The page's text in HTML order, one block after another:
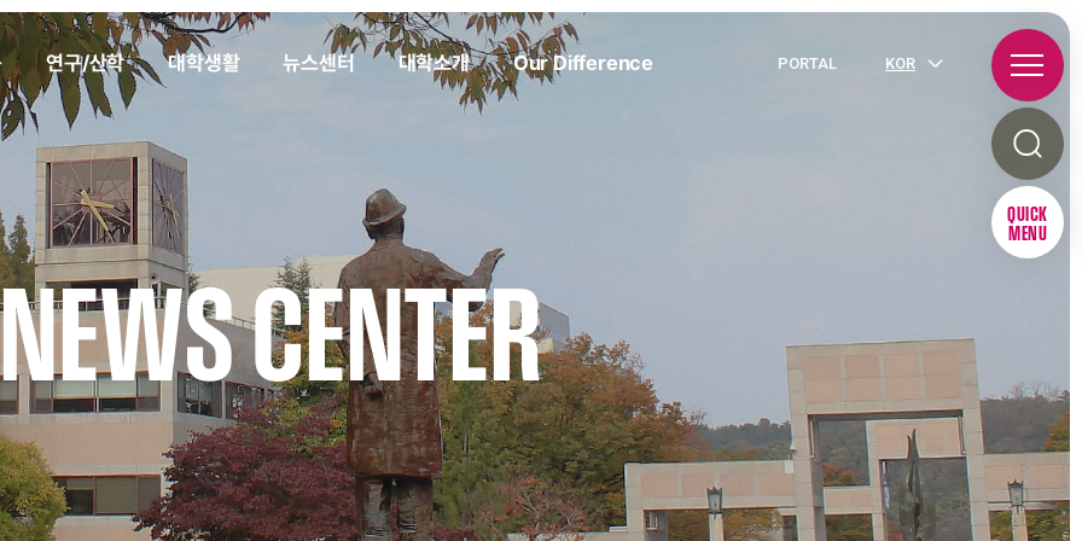
연구/산학 대학생활 뉴스센터 대학소개 Our Difference PORTAL KOR
QUICK
MENU
NEWS CENTER